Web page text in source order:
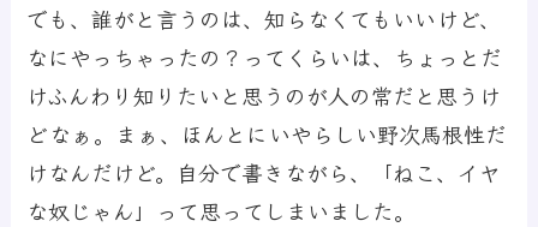
でも、誰がと言うのは、知らなくてもいいけど、
なにやっちゃったの？ってくらいは、ちょっとだ
けふんわり知りたいと思うのが人の常だと思うけ
どなぁ。まぁ、ほんとにいやらしい野次馬根性だ
けなんだけど。自分で書きながら、「ねこ、イヤ
な奴じゃん」って思ってしまいました。